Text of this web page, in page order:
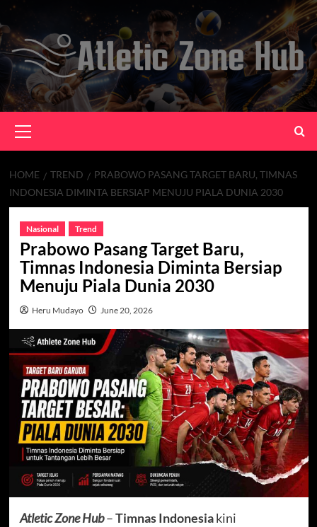
Skip
to
content
Menu
HOME TREND
PRABOWO PASANG TARGET BARU, TIMNAS
INDONESIA DIMINTA BERSIAP MENUJU PIALA DUNIA 2030
Nasional Trend
Prabowo Pasang Target Baru,
Timnas Indonesia Diminta Bersiap
Menuju Piala Dunia 2030
Heru Mudayo June 20, 2026
Atletic Zone Hub–Timnas Indonesiakini